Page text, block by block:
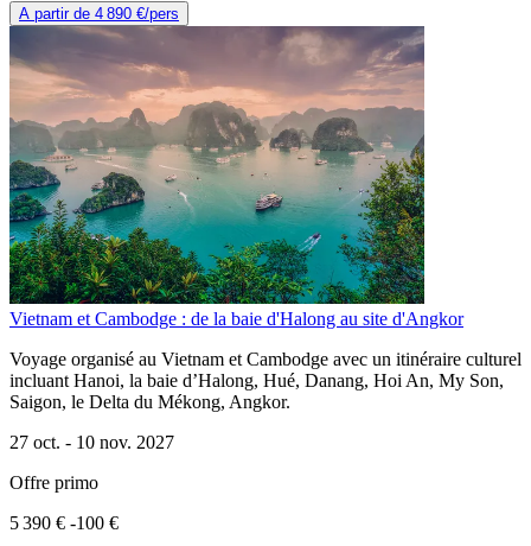
A partir de 4 890 €/pers
Vietnam et Cambodge : de la baie d'Halong au site d'Angkor
Voyage organisé au Vietnam et Cambodge avec un itinéraire culturel
incluant Hanoi, la baie d’Halong, Hué, Danang, Hoi An, My Son,
Saigon, le Delta du Mékong, Angkor.
27 oct. - 10 nov. 2027
Offre primo
5 390 € -100 €